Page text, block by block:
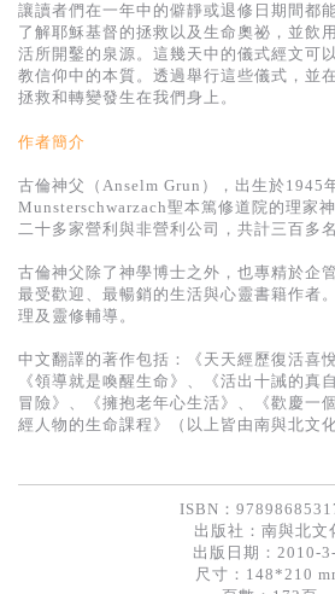
電子書
基道 Top 50
讓讀者們在一年中的僻靜或退修日期間都
了解耶穌基督的拯救以及生命奧祕，並飲
活所開鑿的泉源。這幾天中的儀式經文可
教信仰中的本質。透過舉行這些儀式，並
拯救和轉變發生在我們身上。
作者簡介
古倫神父（Anselm Grun），出生於1945
Munsterschwarzach聖本篤修道院的理家
二十多家營利與非營利公司，共計三百多名
古倫神父除了神學博士之外，也專精於企
最受歡迎、最暢銷的生活與心靈書籍作者
理及靈修輔導。
中文翻譯的著作包括：《天天經歷復活喜
《領導就是喚醒生命》、《活出十誡的真
冒險》、《擁抱老年心生活》、《歡慶一
經人物的生命課程》（以上皆由南與北文
ISBN：
出版社： 南與北文
出版日期：2010-
尺寸：148*210